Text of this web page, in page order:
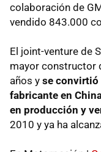
colaboración de
vendido 843.000
El joint-venture de
mayor constructor
años y se convirtió
fabricante en
en producción y
2010 y ya ha